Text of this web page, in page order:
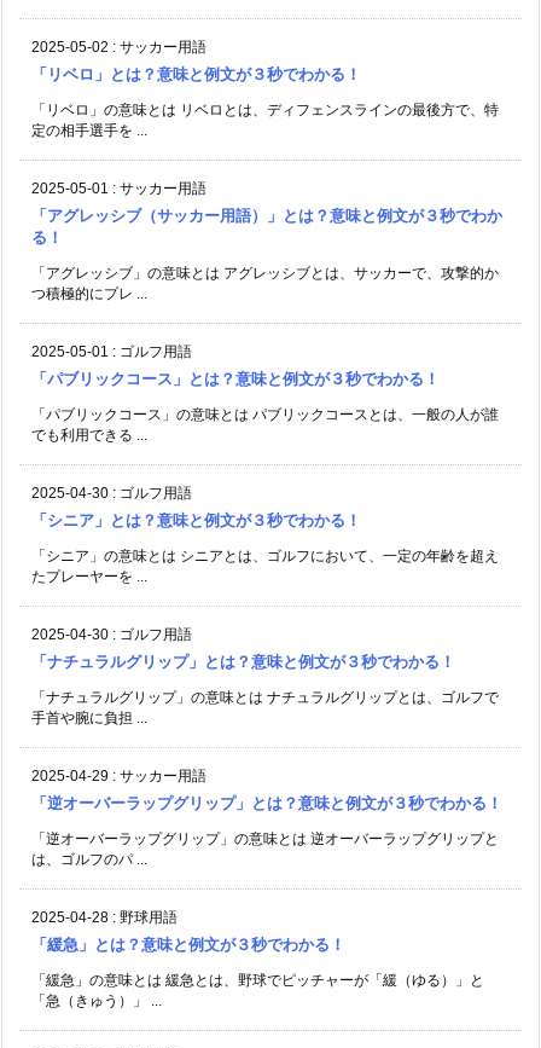
2025-05-02 : サッカー用語
「リベロ」とは？意味と例文が３秒でわかる！
「リベロ」の意味とは リベロとは、ディフェンスラインの最後方で、特
定の相手選手を ...
2025-05-01 : サッカー用語
「アグレッシブ（サッカー用語）」とは？意味と例文が３秒でわか
る！
「アグレッシブ」の意味とは アグレッシブとは、サッカーで、攻撃的か
つ積極的にプレ ...
2025-05-01 : ゴルフ用語
「パブリックコース」とは？意味と例文が３秒でわかる！
「パブリックコース」の意味とは パブリックコースとは、一般の人が誰
でも利用できる ...
2025-04-30 : ゴルフ用語
「シニア」とは？意味と例文が３秒でわかる！
「シニア」の意味とは シニアとは、ゴルフにおいて、一定の年齢を超え
たプレーヤーを ...
2025-04-30 : ゴルフ用語
「ナチュラルグリップ」とは？意味と例文が３秒でわかる！
「ナチュラルグリップ」の意味とは ナチュラルグリップとは、ゴルフで
手首や腕に負担 ...
2025-04-29 : サッカー用語
「逆オーバーラップグリップ」とは？意味と例文が３秒でわかる！
「逆オーバーラップグリップ」の意味とは 逆オーバーラップグリップと
は、ゴルフのパ ...
2025-04-28 : 野球用語
「緩急」とは？意味と例文が３秒でわかる！
「緩急」の意味とは 緩急とは、野球でピッチャーが「緩（ゆる）」と
「急（きゅう）」 ...